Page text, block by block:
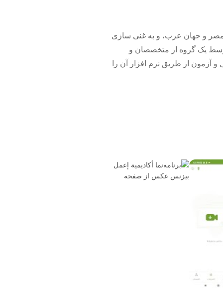
و کار در مصر و جهان عرب، و به غنی سازی
یک گروه از متخصصان و
آزمون از طریق نرم افزار آن را